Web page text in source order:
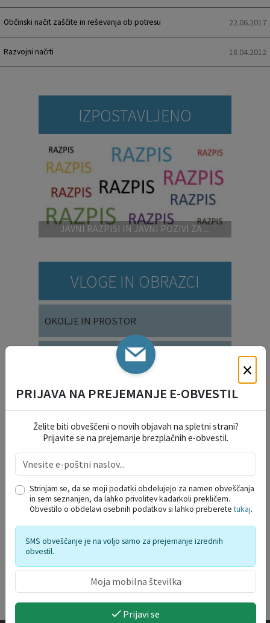
Občinski načrt zaščite in reševanja ob potresu 22.06.2017
Razvojni načrti 18.04.2012
IZPOSTAVLJENO
JAVNI RAZPISI IN JAVNI POZIVI ZA ...
VLOGE IN OBRAZCI
OKOLJE IN PROSTOR
DRUŽBENE DEJAVNOSTI
SOCIALNE DEJAVNOSTI
SPLOŠNE VLOGE
VARSTVO OSEBNIH PODATKOV
Krajevne skupnosti
Naselja v občini
Varstvo osebnih podatkov
Temeljni akti občine
Strateški dokumenti
Katalog informacij javnega značaja
Projekti in investicije
Prostorski akti občine
Proračun občine
Lokalne volitve
Gosp. javne službe
Osmrtnice iz regije
×
PRIJAVA NA PREJEMANJE E-OBVESTIL
Želite biti obveščeni o novih objavah na spletni strani?
Prijavite se na prejemanje brezplačnih e-obvestil.
Strinjam se, da se moji podatki obdelujejo za namen obveščanja
in sem seznanjen, da lahko privolitev kadarkoli prekličem.
Obvestilo o obdelavi osebnih podatkov si lahko preberetetukaj.
SMS obveščanje je na voljo samo za prejemanje izrednih
obvestil.
Prijavi se